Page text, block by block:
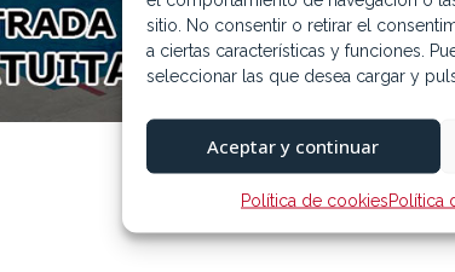
sitio. No consentir o retirar el
a ciertas características y funciones.
seleccionar las que desea cargar y
Aceptar y continuar
Política de cookiesPolítica